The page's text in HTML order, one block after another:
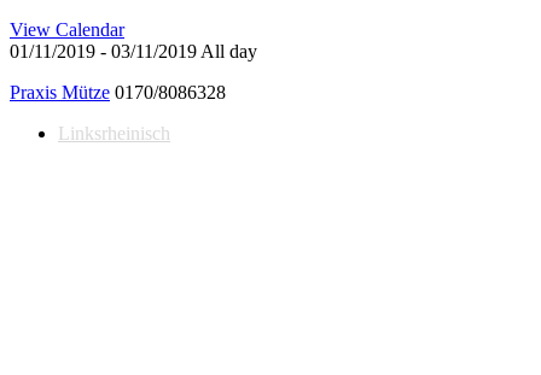
View Calendar
01/11/2019 - 03/11/2019 All day
Praxis Mütze 0170/8086328
Linksrheinisch